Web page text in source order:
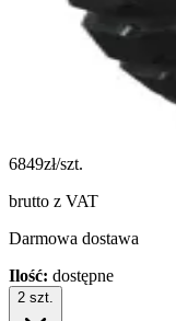
6849zł/szt.
brutto z VAT
Darmowa dostawa
Ilość: dostępne
2 szt.